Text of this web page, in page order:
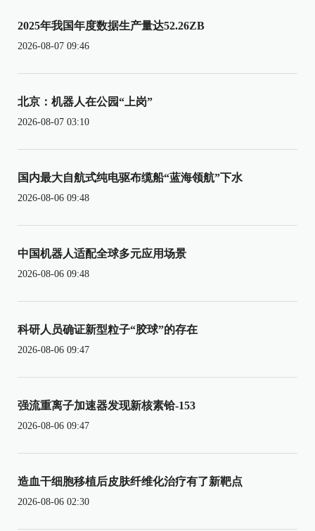
2025年我国年度数据生产量达52.26ZB
2026-08-07 09:46
北京：机器人在公园“上岗”
2026-08-07 03:10
国内最大自航式纯电驱布缆船“蓝海领航”下水
2026-08-06 09:48
中国机器人适配全球多元应用场景
2026-08-06 09:48
科研人员确证新型粒子“胶球”的存在
2026-08-06 09:47
强流重离子加速器发现新核素铪-153
2026-08-06 09:47
造血干细胞移植后皮肤纤维化治疗有了新靶点
2026-08-06 02:30